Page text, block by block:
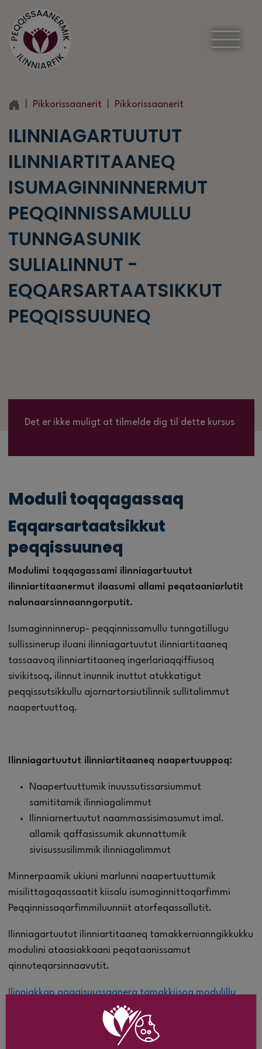
Pikkorissaanerit Pikkorissaanerit
ILINNIAGARTUUTUT
ILINNIARTITAANEQ
ISUMAGINNINNERMUT
PEQQINNISSAMULLU
TUNNGASUNIK
SULIALINNUT -
EQQARSARTAATSIKKUT
PEQQISSUUNEQ
Det er ikke muligt at tilmelde dig til dette kursus
Moduli toqqagassaq
Eqqarsartaatsikkut
peqqissuuneq
Modulimi toqqagassami ilinniagartuutut
ilinniartitaanermut ilaasumi allami peqataaniarlutit
nalunaarsinnaanngorputit.
Isumaginninnerup- peqqinnissamullu tunngatillugu
sullissinerup iluani ilinniagartuutut ilinniartitaaneq
tassaavoq ilinniartitaaneq ingerlariaqqiffiusoq
sivikitsoq, ilinnut inunnik inuttut atukkatigut
peqqissutsikkullu ajornartorsiutilinnik sullitalimmut
naapertuuttoq.
Ilinniagartuutut ilinniartitaaneq naapertuuppoq:
Naapertuuttumik inuussutissarsiummut
samititamik ilinniagalimmut
Ilinniarnertuutut naammassisimasumut imal.
allamik qaffasissumik akunnattumik
sivisussusilimmik ilinniagalimmut
Minnerpaamik ukiuni marlunni naapertuuttumik
misilittagaqassaatit kiisalu isumaginnittoqarfimmi
Peqqinnissaqarfimmiluunniit atorfeqassallutit.
Ilinniagartuutut ilinniartitaaneq tamakkernianngikkukku
modulini ataasiakkaani peqataanissamut
qinnuteqarsinnaavutit.
Ilinniakkap aaqqisuussaanera tamakkiisoq modulillu
pillugit nassuiaat una toorlugu atuakkit
Moduli toqqagassaq: Eqqarsartaatsikkut